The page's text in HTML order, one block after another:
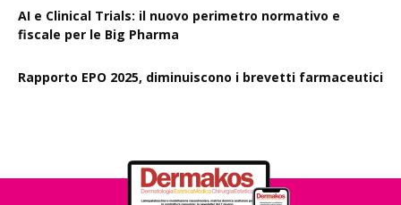
AI e Clinical Trials: il nuovo perimetro normativo e
fiscale per le Big Pharma
Rapporto EPO 2025, diminuiscono i brevetti farmaceutici